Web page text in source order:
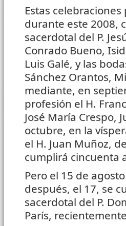
Estas
durante este 2008,
sacerdotal del P.
Conrado Bueno,
Luis Galé, y las
Sánchez Orantos,
mediante, en
profesión el H.
José María Crespo,
octubre, en la
el H. Juan Muñoz,
cumplirá cincuenta
Pero el 15 de
después, el 17, se
sacerdotal del P.
París,